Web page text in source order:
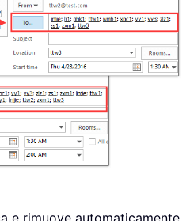
e rimuove automaticamente